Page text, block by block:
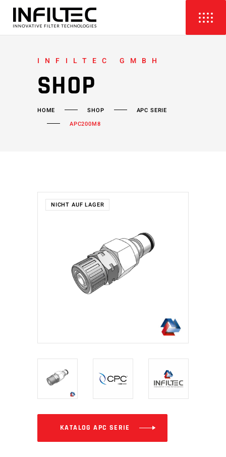
INFILTEC GMBH
SHOP
HOME SHOP
APC SERIE
APC200M8
NICHT AUF LAGER
KATALOG APC SERIE